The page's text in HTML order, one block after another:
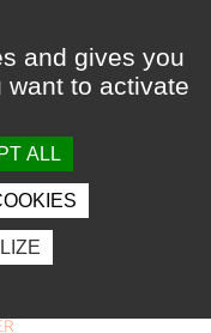
Photothèque
and gives you
want to activate
ALL